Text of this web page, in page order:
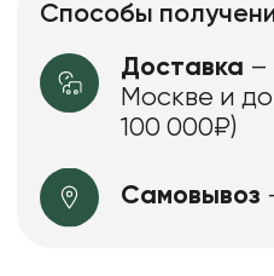
Способы
Доставка –
Москве и
100 000₽)
Самовывоз